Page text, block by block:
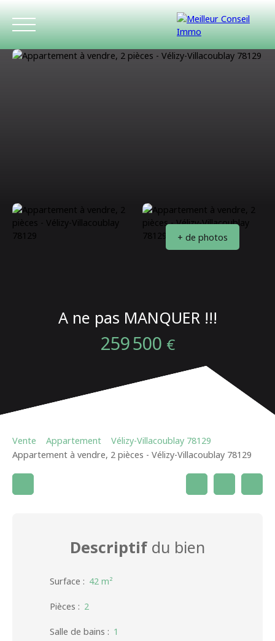
+ de photos
A ne pas MANQUER !!!
259 500 €
Vente Appartement
Vélizy-Villacoublay 78129
Appartement à vendre, 2 pièces - Vélizy-Villacoublay 78129
Descriptif du bien
Surface : 42 m²
Pièces : 2
Salle de bains : 1